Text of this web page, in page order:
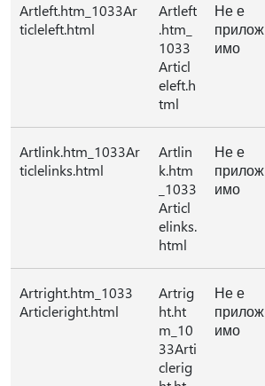
Artleft.htm_1033Ar
ticleleft.html
Artleft
.htm_
1033
Articl
eleft.h
tml
Не е
прилож
имо
Artlink.htm_1033Ar
ticlelinks.html
Artlin
k.htm
_1033
Articl
elinks.
html
Не е
прилож
имо
Artright.htm_1033
Articleright.html
Artrig
ht.ht
m_10
33Arti
clerig
Не е
прилож
имо